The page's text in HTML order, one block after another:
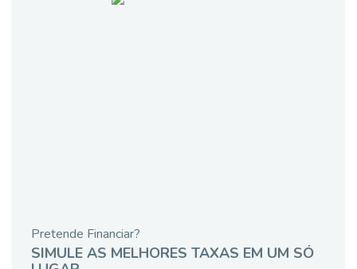
Pretende Financiar?
SIMULE AS MELHORES TAXAS EM UM SÓ